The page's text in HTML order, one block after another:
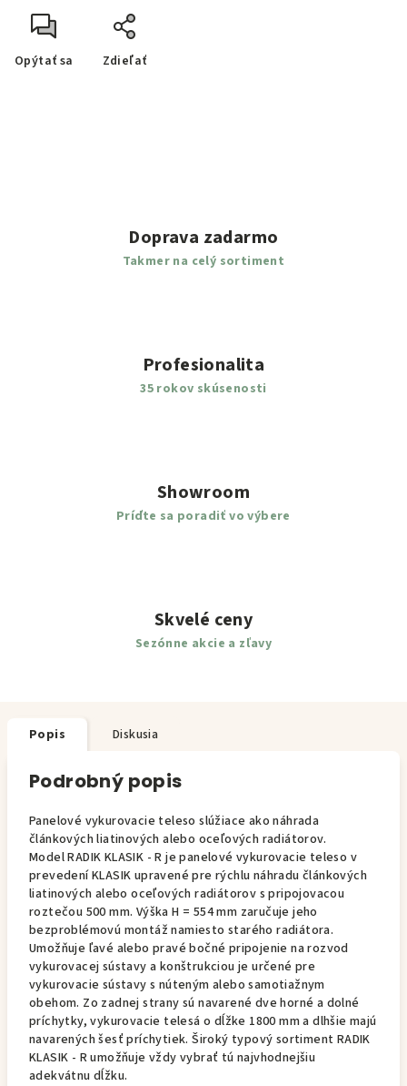
Opýtať sa Zdieľať
Doprava zadarmo
Takmer na celý sortiment
Profesionalita
35 rokov skúsenosti
Showroom
Príďte sa poradiť vo výbere
Skvelé ceny
Sezónne akcie a zľavy
Popis Diskusia
Podrobný popis
Panelové vykurovacie teleso slúžiace ako náhrada
článkových liatinových alebo oceľových radiátorov.
Model RADIK KLASIK - R je panelové vykurovacie teleso v
prevedení KLASIK upravené pre rýchlu náhradu článkových
liatinových alebo oceľových radiátorov s pripojovacou
roztečou 500 mm. Výška H = 554 mm zaručuje jeho
bezproblémovú montáž namiesto starého radiátora.
Umožňuje ľavé alebo pravé bočné pripojenie na rozvod
vykurovacej sústavy a konštrukciou je určené pre
vykurovacie sústavy s núteným alebo samotiažnym
obehom. Zo zadnej strany sú navarené dve horné a dolné
príchytky, vykurovacie telesá o dĺžke 1800 mm a dlhšie majú
navarených šesť príchytiek. Široký typový sortiment RADIK
KLASIK - R umožňuje vždy vybrať tú najvhodnejšiu
adekvátnu dĺžku.